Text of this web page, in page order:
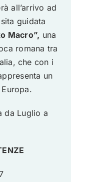
all’arrivo ad
guidata
Macro”, una
romana tra
che con i
un
da Luglio a